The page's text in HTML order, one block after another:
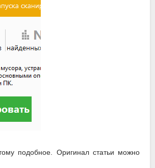
подобное. Оригинал статьи можно